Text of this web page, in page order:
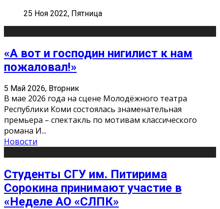
25 Ноя 2022, Пятница
«А вот и господин нигилист к нам
пожаловал!»
5 Май 2026, Вторник
В мае 2026 года на сцене Молодёжного театра
Республики Коми состоялась знаменательная
премьера – спектакль по мотивам классического
романа И...
Новости
Студенты СГУ им. Питирима
Сорокина принимают участие в
«Неделе АО «СЛПК»